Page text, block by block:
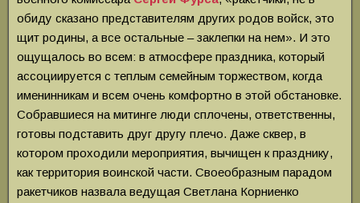
обиду сказано представителям других родов войск, это
щит родины, а все остальные – заклепки на нем». И это
ощущалось во всем: в атмосфере праздника, который
ассоциируется с теплым семейным торжеством, когда
именинникам и всем очень комфортно в этой обстановке.
Собравшиеся на митинге люди сплочены, ответственны,
готовы подставить друг другу плечо. Даже сквер, в
котором проходили мероприятия, вычищен к празднику,
как территория воинской части. Своеобразным парадом
ракетчиков назвала ведущая Светлана Корниенко